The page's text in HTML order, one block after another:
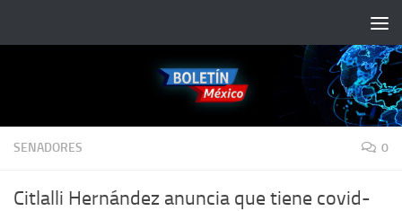
SENADORES 0
Citlalli Hernández anuncia que tiene covid-